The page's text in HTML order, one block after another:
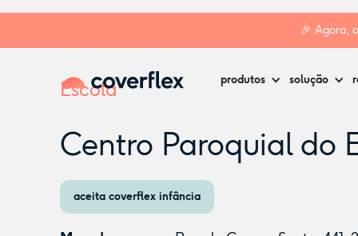
🎉 Agora, o
produtos solução
Escola
Centro Paroquial do
aceita coverflex infância